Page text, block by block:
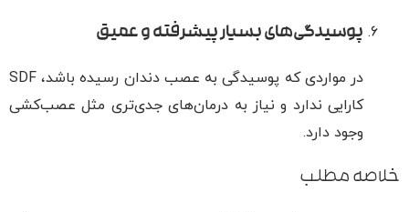
پوسیدگی‌های بسیار پیشرفته و عمیق
در مواردی که پوسیدگی به عصب دندان رسیده باشد، SDF
کارایی ندارد و نیاز به درمان‌های جدی‌تری مثل عصب‌کشی
وجود دارد.
خلاصه مطلب